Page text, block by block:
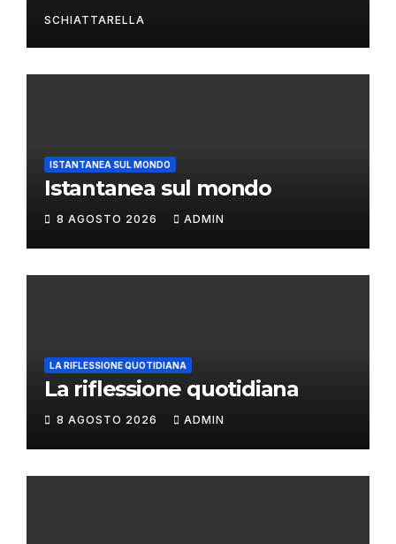
SCHIATTARELLA
ISTANTANEA SUL MONDO
Istantanea sul mondo
8 AGOSTO 2026 ADMIN
LA RIFLESSIONE QUOTIDIANA
La riflessione quotidiana
8 AGOSTO 2026 ADMIN